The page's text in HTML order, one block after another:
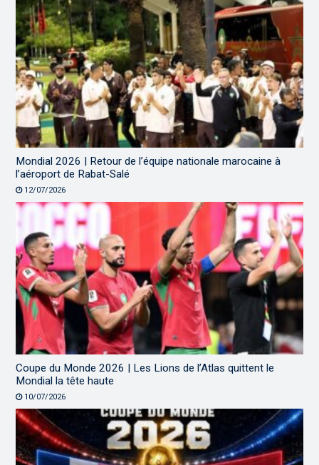
Mondial 2026 | Retour de l’équipe nationale marocaine à
l’aéroport de Rabat-Salé
12/07/2026
Coupe du Monde 2026 | Les Lions de l’Atlas quittent le
Mondial la tête haute
10/07/2026